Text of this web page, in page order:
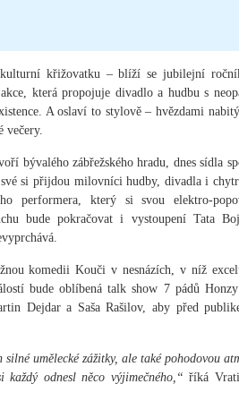
křižovatku – blíží se jubilejní
která propojuje divadlo a hudbu s
A oslaví to stylově – hvězdami
večery.
bývalého zábřežského hradu, dnes sídla
si přijdou milovníci hudby, divadla i
performera, který si svou elektro-
bude pokračovat i vystoupení Tata
komedii Kouči v nesnázích, v níž
bude oblíbená talk show 7 pádů
Dejdar a Saša Rašilov, aby před
umělecké zážitky, ale také pohodovou
odnesl něco výjimečného,“ říká